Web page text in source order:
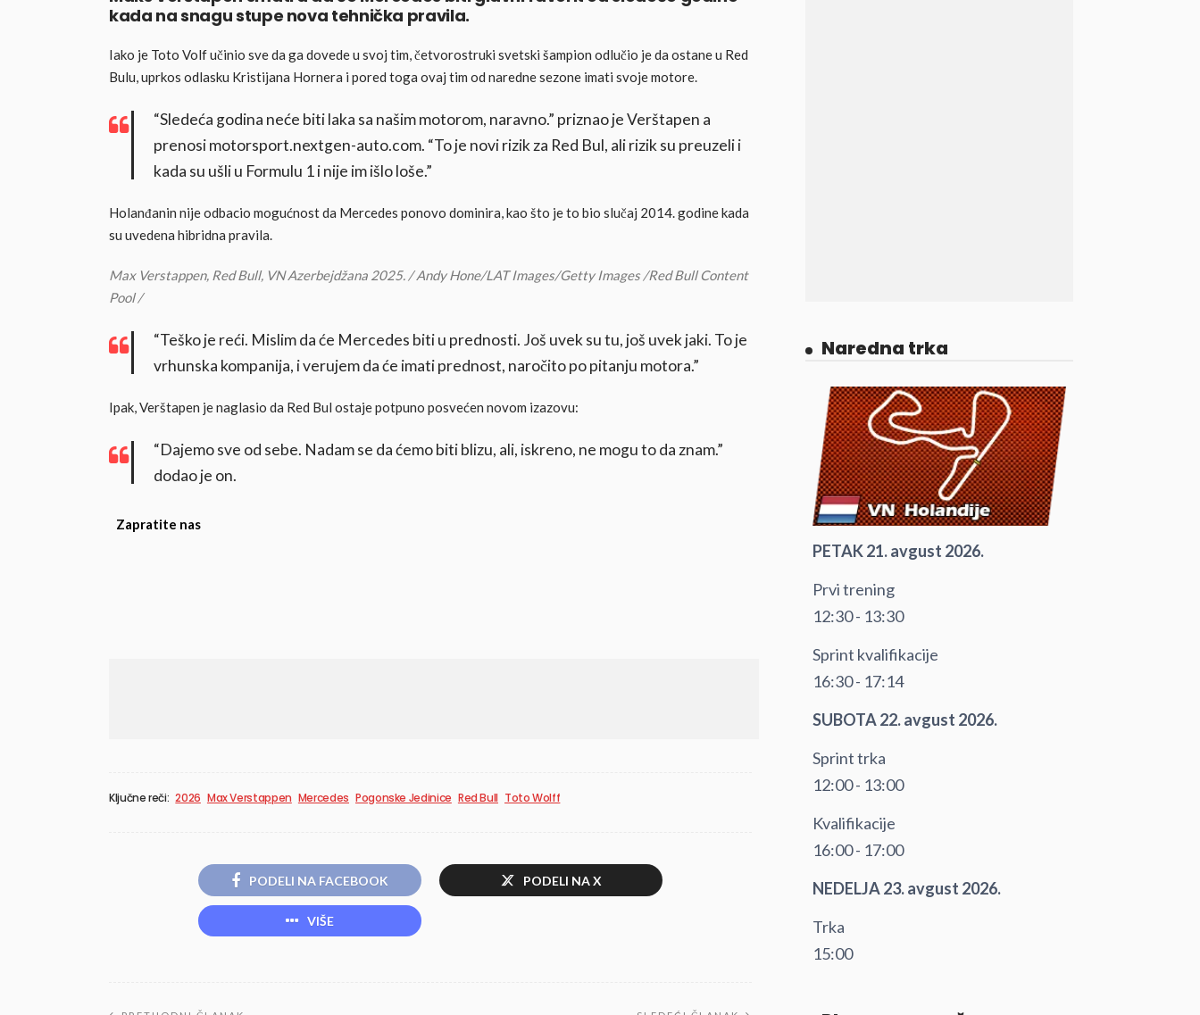
kada na snagu stupe nova tehnička pravila.
Iako je Toto Volf učinio sve da ga dovede u svoj tim, četvorostruki svetski šampion odlučio je da ostane u Red
Bulu, uprkos odlasku Kristijana Hornera i pored toga ovaj tim od naredne sezone imati svoje motore.
“Sledeća godina neće biti laka sa našim motorom, naravno.” priznao je Verštapen a
prenosi motorsport.nextgen-auto.com. “To je novi rizik za Red Bul, ali rizik su preuzeli i
kada su ušli u Formulu 1 i nije im išlo loše.”
Holanđanin nije odbacio mogućnost da Mercedes ponovo dominira, kao što je to bio slučaj 2014. godine kada
su uvedena hibridna pravila.
Max Verstappen, Red Bull, VN Azerbejdžana 2025. / Andy Hone/LAT Images/Getty Images /Red Bull Content
Pool /
“Teško je reći. Mislim da će Mercedes biti u prednosti. Još uvek su tu, još uvek jaki. To je
vrhunska kompanija, i verujem da će imati prednost, naročito po pitanju motora.”
Ipak, Verštapen je naglasio da Red Bul ostaje potpuno posvećen novom izazovu:
“Dajemo sve od sebe. Nadam se da ćemo biti blizu, ali, iskreno, ne mogu to da znam.”
dodao je on.
Zapratite nas
Ključne reči: 2026 Max Verstappen Mercedes Pogonske Jedinice Red Bull Toto Wolff
PODELI NA FACEBOOK PODELI NA X
VIŠE
Naredna trka
PETAK 21. avgust 2026.
Prvi trening
12:30 - 13:30
Sprint kvalifikacije
16:30 - 17:14
SUBOTA 22. avgust 2026.
Sprint trka
12:00 - 13:00
Kvalifikacije
16:00 - 17:00
NEDELJA 23. avgust 2026.
Trka
15:00